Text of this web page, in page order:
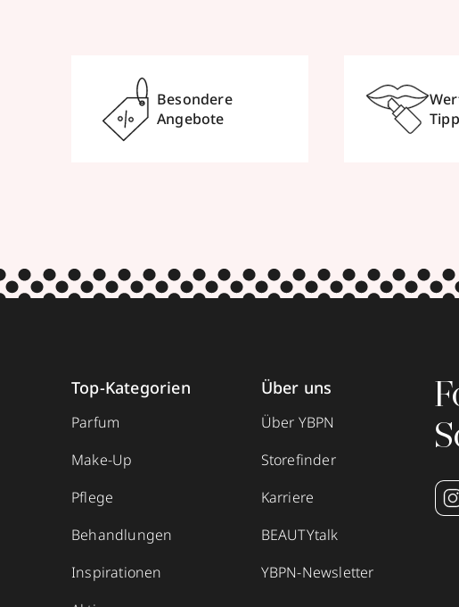
Besondere
Angebote
Top-Kategorien
Parfum
Make-Up
Pflege
Behandlungen
Inspirationen
Über uns
Über YBPN
Storefinder
Karriere
BEAUTYtalk
YBPN-Newsletter